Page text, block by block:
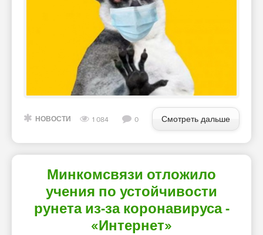
НОВОСТИ 1 084 0 Смотреть дальше
Минкомсвязи отложило
учения по устойчивости
рунета из-за коронавируса -
«Интернет»